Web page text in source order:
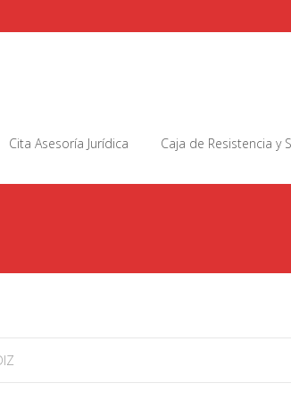
Cita Asesoría Jurídica Caja de Resistencia y